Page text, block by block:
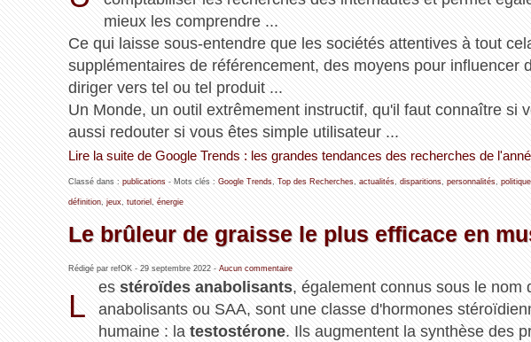
mieux les comprendre ...
Ce qui laisse sous-entendre que les sociétés attentives à tout
supplémentaires de référencement, des moyens pour influencer
diriger vers tel ou tel produit ...
Un Monde, un outil extrêmement instructif, qu'il faut connaître si
aussi redouter si vous êtes simple utilisateur ...
Lire la suite de Google Trends : les grandes tendances des recherches de
Classé dans : publications- Mots clés : Google Trends, Top des Recherches, actualités, disparitions, personnalités, politique
définition, jeux, tutoriel , énergie
Le brûleur de graisse le plus efficace en
Rédigé par refOK - 29 septembre 2022- Aucun commentaire
L
es stéroïdes anabolisants, également connus sous le nom
anabolisants ou SAA, sont une classe d'hormones
humaine : la testostérone. Ils augmentent la synthèse des